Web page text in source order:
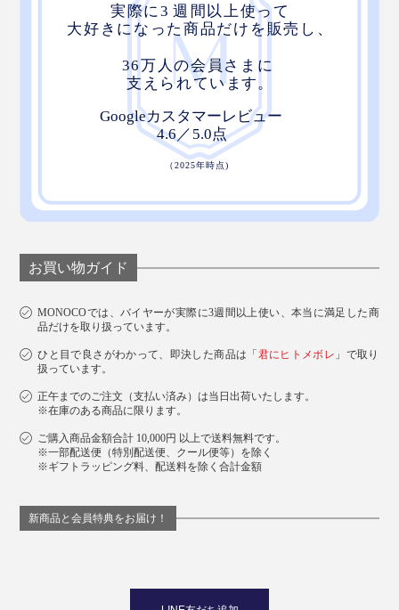
汚れたらそのまま洗濯もOK！長く使っていただくため
に、30℃くらいのお湯で手洗いがおすすめです。
洗剤を使って洗う際はよくすすぎ、完全に自然乾燥させ
てからお使いください。
ベルギーの『INATURA（イナチュラ）』社によって、
寧に製造されている「チェリーストーンピロー」は、ギ
お買い物ガイド
MONOCOでは、バイヤーが実際に3週間以上使い、本当に満足した商
品だけを取り扱っています。
ひと目で良さがわかって、即決した商品は「 君にヒトメボレ 」で取り
扱っています。
正午までのご注文（支払い済み）は当日出荷いたします。
※在庫のある商品に限ります。
ご購入商品金額合計 10,000円 以上で送料無料です。
※一部配送便（特別配送便、クール便等）を除く
※ギフトラッピング料、配送料を除く合計金額
新商品と会員特典をお届け！